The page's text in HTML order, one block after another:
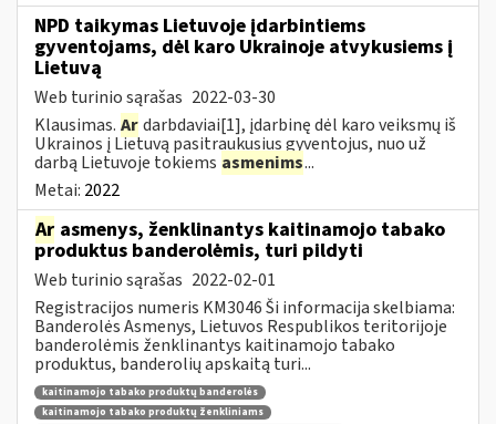
NPD taikymas Lietuvoje įdarbintiems
gyventojams, dėl karo Ukrainoje atvykusiems į
Lietuvą
Web turinio sąrašas 2022-03-30
Klausimas. Ardarbdaviai[1], įdarbinę dėl karo veiksmų iš
Ukrainos į Lietuvą pasitraukusius gyventojus, nuo už
darbą Lietuvoje tokiems asmenims...
Metai: 2022
Ar asmenys, ženklinantys kaitinamojo tabako
produktus banderolėmis, turi pildyti
Web turinio sąrašas 2022-02-01
Registracijos numeris KM3046 Ši informacija skelbiama:
Banderolės Asmenys, Lietuvos Respublikos teritorijoje
banderolėmis ženklinantys kaitinamojo tabako
produktus, banderolių apskaitą turi...
kaitinamojo tabako produktų banderolės
kaitinamojo tabako produktų ženkliniams